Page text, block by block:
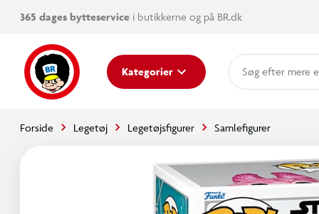
365 dages bytteservice i butikkerne og på BR.dk
Kategorier mere
Forside Legetøj Legetøjsfigurer Samlefigurer